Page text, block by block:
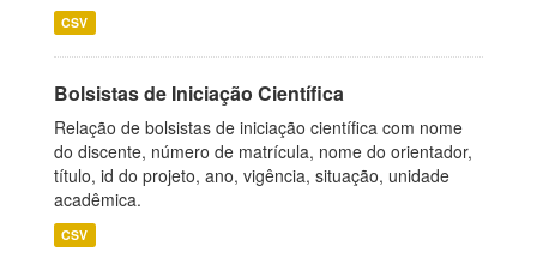
CSV
Bolsistas de Iniciação Científica
Relação de bolsistas de iniciação científica com nome
do discente, número de matrícula, nome do orientador,
título, id do projeto, ano, vigência, situação, unidade
acadêmica.
CSV